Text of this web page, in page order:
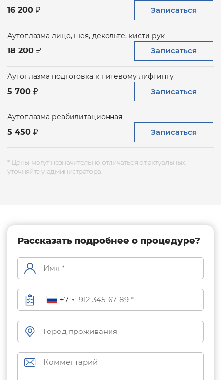
16 200 Записаться
Аутоплазма лицо, шея, декольте, кисти рук
18 200 Записаться
Аутоплазма подготовка к нитевому лифтингу
5 700 Записаться
Аутоплазма реабилитационная
5 450 Записаться
* Цены могут незначительно отличаться от актуальных,
уточняйте у администратора.
Рассказать подробнее о процедуре?
+7